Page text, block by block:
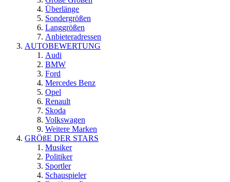
Überlänge
Sondergrößen
Langgrößen
Anbieteradressen
AUTOBEWERTUNG
Audi
BMW
Ford
Mercedes Benz
Opel
Renault
Skoda
Volkswagen
Weitere Marken
GRÖßE DER STARS
Musiker
Politiker
Sportler
Schauspieler